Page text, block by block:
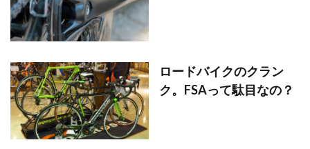
ロードバイクのクラン
ク。FSAって駄目なの？